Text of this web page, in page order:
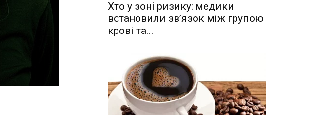
Хто у зоні ризику: медики
встановили зв’язок між групою
крові та...